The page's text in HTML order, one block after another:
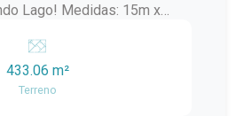
alto padrão Excelente
Ideal para quem busca
qualidade de vida Invista
433.06 m²
Terreno